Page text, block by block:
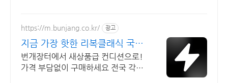
https://m.bunjang.co.kr/ 광고
지금 가장 핫한 리복클래식 국내
최대 브랜드 중고거래
번개장터에서 새상품급 컨디션으로!
가격 부담없이 구매하세요 전국 각지